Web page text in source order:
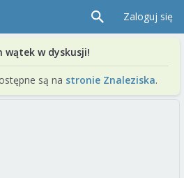
Zaloguj się
wątek w dyskusji!
są na stronie Znaleziska.